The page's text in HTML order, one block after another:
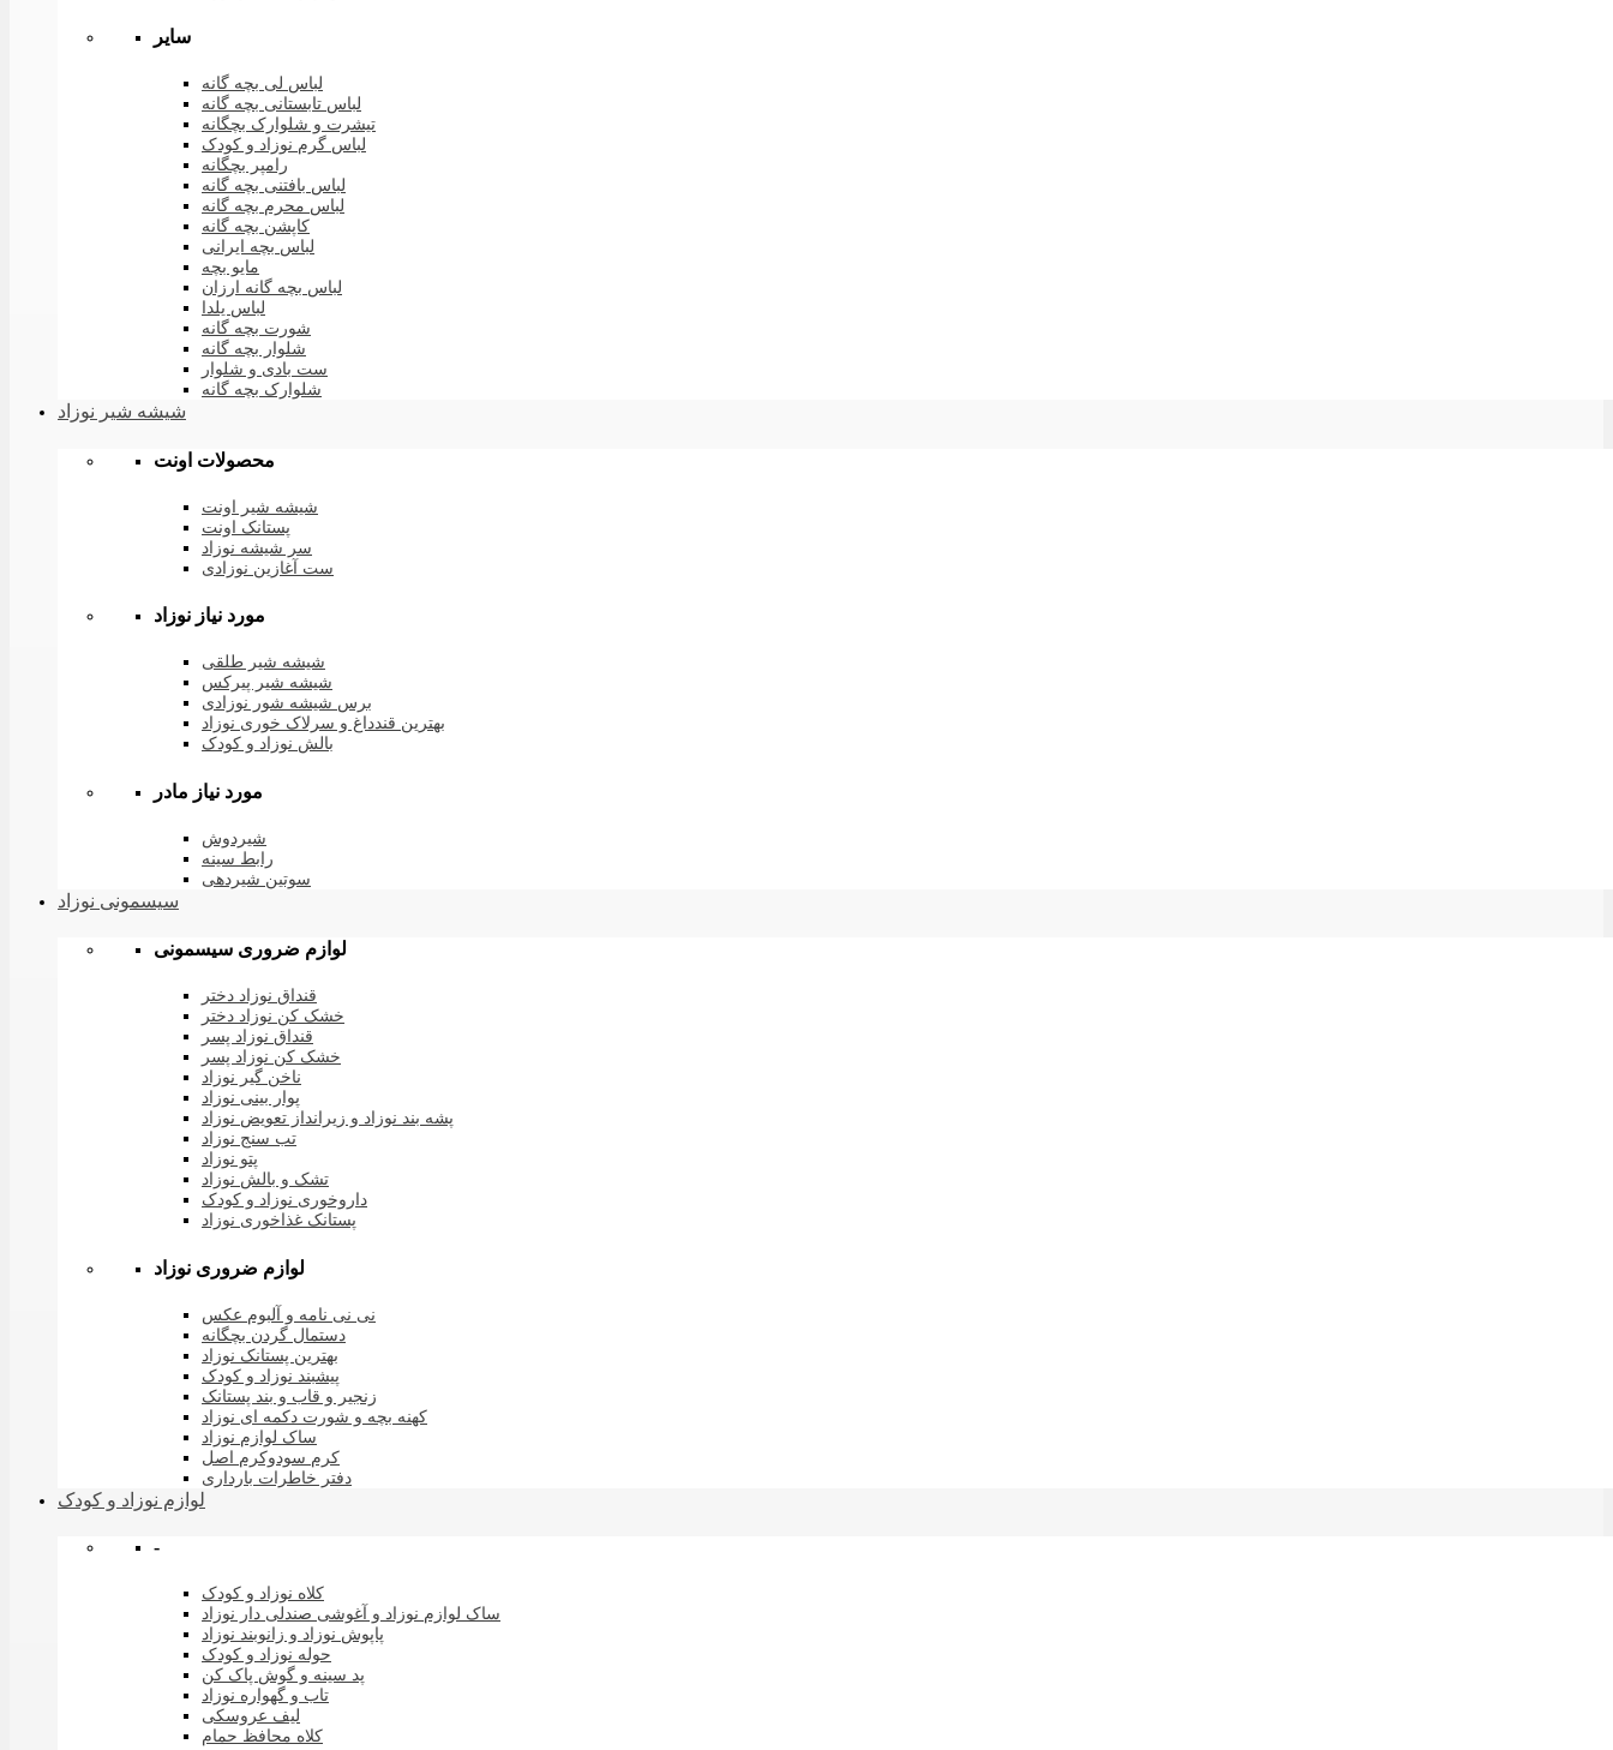
سایر
لباس لی بچه گانه
لباس تابستانی بچه گانه
تیشرت و شلوارک بچگانه
لباس گرم نوزاد و کودک
رامپر بچگانه
لباس بافتنی بچه گانه
لباس محرم بچه گانه
کاپشن بچه گانه
لباس بچه ایرانی
مایو بچه
لباس بچه گانه ارزان
لباس یلدا
شورت بچه گانه
شلوار بچه گانه
ست بادی و شلوار
شلوارک بچه گانه
شیشه شیر نوزاد
محصولات اونت
شیشه شیر اونت
پستانک اونت
سر شیشه نوزاد
ست آغازین نوزادی
مورد نیاز نوزاد
شیشه شیر طلقی
شیشه شیر پیرکس
برس شیشه شور نوزادی
بهترین قندداغ و سرلاک خوری نوزاد
بالش نوزاد و کودک
مورد نیاز مادر
شیردوش
رابط سینه
سوتین شیردهی
سیسمونی نوزاد
لوازم ضروری سیسمونی
قنداق نوزاد دختر
خشک کن نوزاد دختر
قنداق نوزاد پسر
خشک کن نوزاد پسر
ناخن گیر نوزاد
پوار بینی نوزاد
پشه بند نوزاد و زیرانداز تعویض نوزاد
تب سنج نوزاد
پتو نوزاد
تشک و بالش نوزاد
داروخوری نوزاد و کودک
پستانک غذاخوری نوزاد
لوازم ضروری نوزاد
نی نی نامه و آلبوم عکس
دستمال گردن بچگانه
بهترین پستانک نوزاد
پیشبند نوزاد و کودک
زنجیر و قاب و بند پستانک
کهنه بچه و شورت دکمه ای نوزاد
ساک لوازم نوزاد
کرم سودوکرم اصل
دفتر خاطرات بارداری
لوازم نوزاد و کودک
-
کلاه نوزاد و کودک
ساک لوازم نوزاد و آغوشی صندلی دار نوزاد
پاپوش نوزاد و زانوبند نوزاد
حوله نوزاد و کودک
پد سینه و گوش پاک کن
تاب و گهواره نوزاد
لیف عروسکی
کلاه محافظ حمام